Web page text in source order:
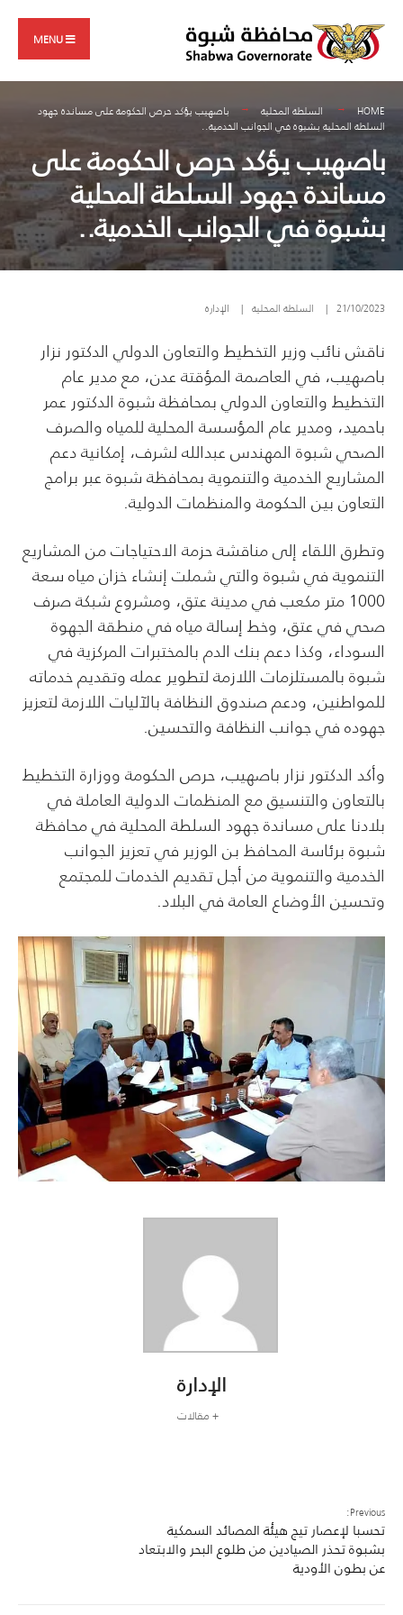
content
MENU
HOME السلطة المحلية
باصهيب يؤكد حرص الحكومة على مساندة جهود
السلطة المحلية بشبوة في الجوانب الخدمية..
باصهيب يؤكد حرص الحكومة على
مساندة جهود السلطة المحلية
بشبوة في الجوانب الخدمية..
21/10/2023
| السلطة المحلية | الإدارة
ناقش نائب وزير التخطيط والتعاون الدولي الدكتور نزار
باصهيب، في العاصمة المؤقتة عدن، مع مدير عام
التخطيط والتعاون الدولي بمحافظة شبوة الدكتور عمر
باحميد، ومدير عام المؤسسة المحلية للمياه والصرف
الصحي شبوة المهندس عبدالله لشرف، إمكانية دعم
المشاريع الخدمية والتنموية بمحافظة شبوة عبر برامج
التعاون بين الحكومة والمنظمات الدولية.
وتطرق اللقاء إلى مناقشة حزمة الاحتياجات من المشاريع
التنموية في شبوة والتي شملت إنشاء خزان مياه سعة
1000 متر مكعب في مدينة عتق، ومشروع شبكة صرف
صحي في عتق، وخط إسالة مياه في منطقة الجهوة
السوداء، وكذا دعم بنك الدم بالمختبرات المركزية في
شبوة بالمستلزمات اللازمة لتطوير عمله وتقديم خدماته
للمواطنين، ودعم صندوق النظافة بالآليات اللازمة لتعزيز
جهوده في جوانب النظافة والتحسين.
وأكد الدكتور نزار باصهيب، حرص الحكومة ووزارة التخطيط
بالتعاون والتنسيق مع المنظمات الدولية العاملة في
بلادنا على مساندة جهود السلطة المحلية في محافظة
شبوة برئاسة المحافظ بن الوزير في تعزيز الجوانب
الخدمية والتنموية من أجل تقديم الخدمات للمجتمع
وتحسين الأوضاع العامة في البلاد.
الإدارة
+ مقالات
Previous:
تحسبا لإعصار تيج هيئٔة المصائد السمكية
بشبوة تحذر الصيادين من طلوع البحر والابتعاد
عن بطون الأودية
for: